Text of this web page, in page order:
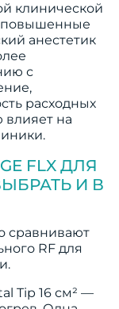
клинической
повышенные
анестетик
с
расходных
влияет на
FLX ДЛЯ
И В
сравнивают
RF для
Tip 16 см² —